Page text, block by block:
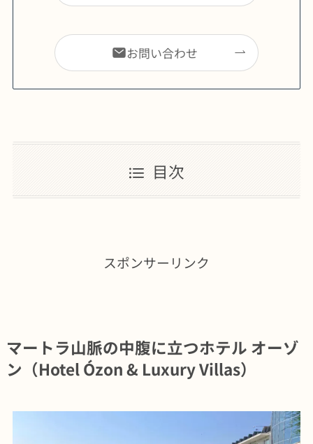
お問い合わせ
目次
スポンサーリンク
マートラ山脈の中腹に立つホテル オーゾ
ン（Hotel Ózon & Luxury Villas）